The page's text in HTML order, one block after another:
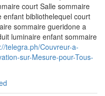
court Salle sommaire
bibliothelequel court
sommaire gueridone a
luminaire enfant sommaire
telegra.ph/Couvreur-a-
sur-Mesure-pour-Tous-